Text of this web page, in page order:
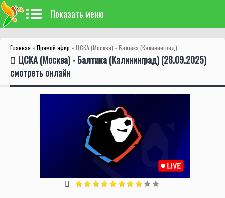
Показать меню
Главная »Прямой эфир » ЦСКА (Москва) - Балтика (Калининград)
ЦСКА (Москва) - Балтика (Калининград) (28.09.2025)
смотреть онлайн